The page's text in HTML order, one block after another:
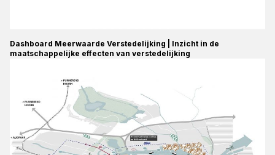
Dashboard Meerwaarde Verstedelijking | Inzicht in de
maatschappelijke effecten van verstedelijking